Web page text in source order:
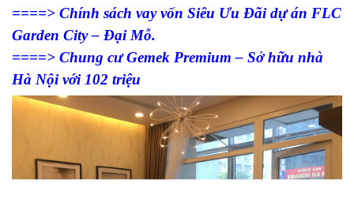
====> Chính sách vay vốn Siêu Ưu Đãi dự án FLC
Garden City – Đại Mỗ.
====> Chung cư Gemek Premium – Sở hữu nhà
Hà Nội với 102 triệu